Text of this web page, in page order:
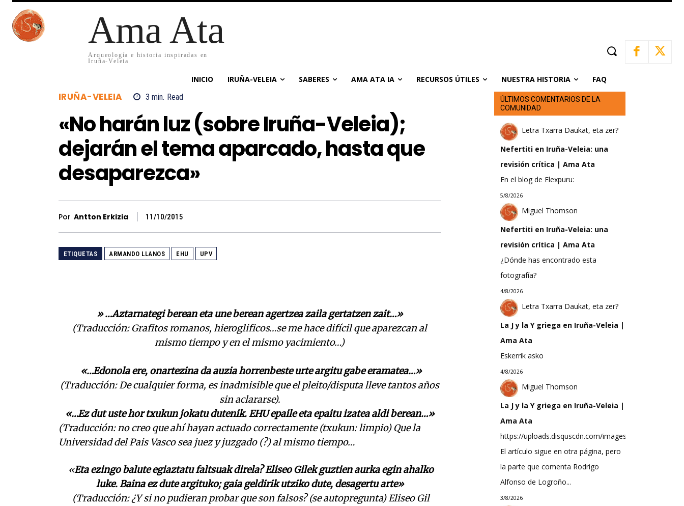
Ama Ata
Arqueología e historia inspiradas en
Iruña-Veleia
INICIO IRUÑA-VELEIA SABERES AMA ATA IA RECURSOS ÚTILES NUESTRA HISTORIA FAQ
IRUÑA-VELEIA 3 min. Read
«No harán luz (sobre Iruña-Veleia);
dejarán el tema aparcado, hasta que
desaparezca»
Por Antton Erkizia 11/10/2015
ETIQUETAS ARMANDO LLANOS EHU UPV
» …Aztarnategi berean eta une berean agertzea zaila gertatzen zait…»
(Traducción: Grafitos romanos, hieroglificos…se me hace difícil que aparezcan al
mismo tiempo y en el mismo yacimiento…)
«…Edonola ere, onartezina da auzia horrenbeste urte argitu gabe eramatea…»
(Traducción: De cualquier forma, es inadmisible que el pleito/disputa lleve tantos años
sin aclararse).
«…Ez dut uste hor txukun jokatu dutenik. EHU epaile eta epaitu izatea aldi berean…»
(Traducción: no creo que ahí hayan actuado correctamente (txukun: limpio) Que la
Universidad del Pais Vasco sea juez y juzgado (?) al mismo tiempo…
«Eta ezingo balute egiaztatu faltsuak direla? Eliseo Gilek guztien aurka egin ahalko
luke. Baina ez dute argituko; gaia geldirik utziko dute, desagertu arte»
(Traducción: ¿Y si no pudieran probar que son falsos? (se autopregunta) Eliseo Gil
ÚLTIMOS COMENTARIOS DE LA
COMUNIDAD
Letra Txarra Daukat, eta zer?
Nefertiti en Iruña-Veleia: una
revisión crítica | Ama Ata
En el blog de Elexpuru:
5/8/2026
Miguel Thomson
Nefertiti en Iruña-Veleia: una
revisión crítica | Ama Ata
¿Dónde has encontrado esta
fotografía?
4/8/2026
Letra Txarra Daukat, eta zer?
La J y la Y griega en Iruña-Veleia |
Ama Ata
Eskerrik asko
4/8/2026
Miguel Thomson
La J y la Y griega en Iruña-Veleia |
Ama Ata
https://uploads.disquscdn.com/images/
El artículo sigue en otra página, pero
la parte que comenta Rodrigo
Alfonso de Logroño...
3/8/2026